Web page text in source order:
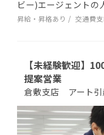
ビー)エージェントの
昇給・昇格あり 交通費
【未経験歓迎】
提案営業
倉敷支店 アート引